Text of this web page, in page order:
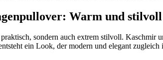
Warm und stilvoll
sondern auch extrem stilvoll.
ein Look, der modern und elegant zugleich